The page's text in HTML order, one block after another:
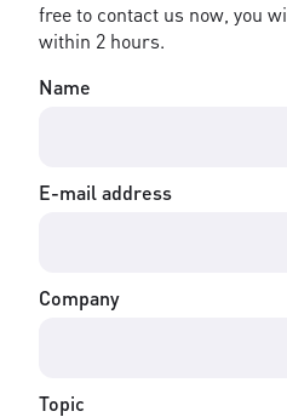
free to contact us now, you
within 2 hours.
Name
E-mail address
Company
Topic